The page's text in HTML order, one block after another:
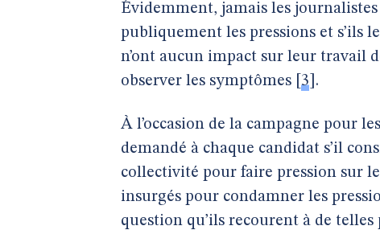
Évidemment, jamais les
publiquement les pressions et s’ils
n’ont aucun impact sur leur travail
observer les symptômes 3 .
À l’occasion de la campagne pour
demandé à chaque candidat s’il
collectivité pour faire pression sur
insurgés pour condamner les
question qu’ils recourent à de